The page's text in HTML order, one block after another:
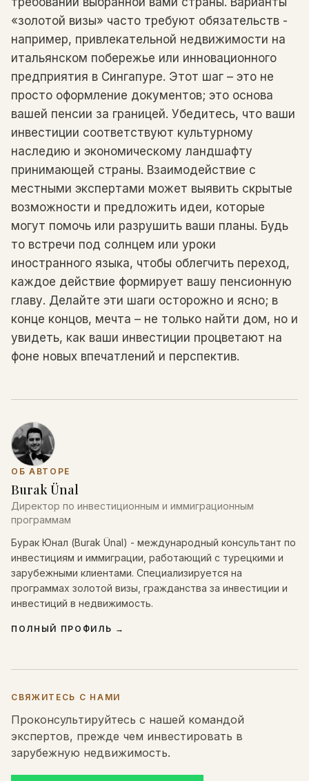
«золотой визы» часто требуют обязательств -
например, привлекательной недвижимости на
итальянском побережье или инновационного
предприятия в Сингапуре. Этот шаг – это не
просто оформление документов; это основа
вашей пенсии за границей. Убедитесь, что ваши
инвестиции соответствуют культурному
наследию и экономическому ландшафту
принимающей страны. Взаимодействие с
местными экспертами может выявить скрытые
возможности и предложить идеи, которые
могут помочь или разрушить ваши планы. Будь
то встречи под солнцем или уроки
иностранного языка, чтобы облегчить переход,
каждое действие формирует вашу пенсионную
главу. Делайте эти шаги осторожно и ясно; в
конце концов, мечта – не только найти дом, но и
увидеть, как ваши инвестиции процветают на
фоне новых впечатлений и перспектив.
ОБ АВТОРЕ
Burak Ünal
Директор по инвестиционным и иммиграционным
программам
Бурак Юнал (Burak Ünal) - международный консультант по
инвестициям и иммиграции, работающий с турецкими и
зарубежными клиентами. Специализируется на
программах золотой визы, гражданства за инвестиции и
инвестиций в недвижимость.
ПОЛНЫЙ ПРОФИЛЬ →
СВЯЖИТЕСЬ С НАМИ
Проконсультируйтесь с нашей командой
экспертов, прежде чем инвестировать в
зарубежную недвижимость.